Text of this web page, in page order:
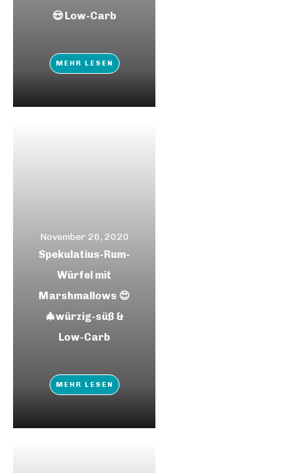
😍 Low-Carb
MEHR LESEN
November 26, 2020
Spekulatius-Rum-
Würfel mit
Marshmallows 😍
🎄würzig-süß &
Low-Carb
MEHR LESEN